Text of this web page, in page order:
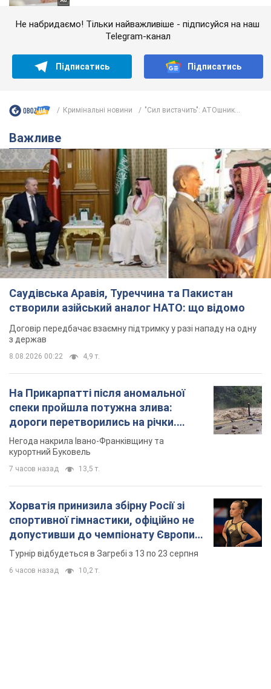
Не набридаємо! Тільки найважливіше - підписуйся на наш
Telegram-канал
Підписатись Підписатись
Кримінальні новини "Сил вистачить": АТОшник...
Важливе
Саудівська Аравія, Туреччина та Пакистан
створили азійський аналог НАТО: що відомо
Договір передбачає взаємну підтримку у разі нападу на одну
з держав
8.08.2026 00:22 4,9 т.
На Прикарпатті після аномальної
спеки пройшла потужна злива:
дороги перетворились на річки.
Відео
Негода накрила Івано-Франківщину та
курортний Буковель
7 часов назад 13,5 т.
Хорватія принизила збірну Росії зі
спортивної гімнастики, офіційно не
допустивши до чемпіонату Європи
основних спортсменів
Турнір відбудеться в Загребі з 13 по 23 серпня
6 часов назад 10,2 т.